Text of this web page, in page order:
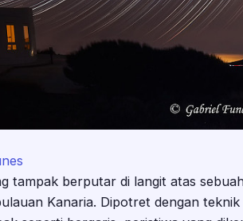
tampak berputar di langit atas
Kanaria. Dipotret dengan teknik